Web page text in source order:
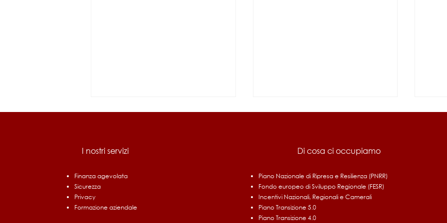
Prioritarie: fino a 1,5 milioni
Fondo di Contrasto alla
Deindustrializzazione 2026
I nostri servizi
Finanza agevolata
Sicurezza
Privacy
Formazione aziendale
Di cosa ci occupiamo
Piano Nazionale di Ripresa e Resilienza (PNRR)
Fondo europeo di Sviluppo Regionale (FESR)
Incentivi Nazionali, Regionali e Camerali
Piano Transizione 5.0
Piano Transizione 4.0